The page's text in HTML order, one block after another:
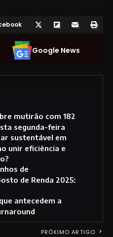
Google News
mutirão com 182
segunda-feira
sustentável em
unir eficiência e
de
de Renda 2025:
antecedem a
PRÓXIMO ARTIGO